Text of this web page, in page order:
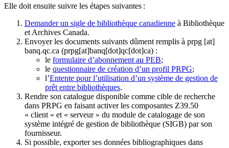
Elle doit ensuite suivre les étapes suivantes :
Demander un sigle de bibliothèque canadienne à Bibliothèque
et Archives Canada.
Envoyer les documents suivants dûment remplis à prpg [at]
banq.qc.ca (prpg[at]banq[dot]qc[dot]ca) :
le formulaire d’abonnement au PEB;
le questionnaire de création d’un profil PRPG;
l’Entente pour l’utilisation d’un système de gestion de
prêt entre bibliothèques.
Rendre son catalogue disponible comme cible de recherche
dans PRPG en faisant activer les composantes Z39.50
« client » et « serveur » du module de catalogage de son
système intégré de gestion de bibliothèque (SIGB) par son
fournisseur.
Si possible, exporter ses données bibliographiques dans